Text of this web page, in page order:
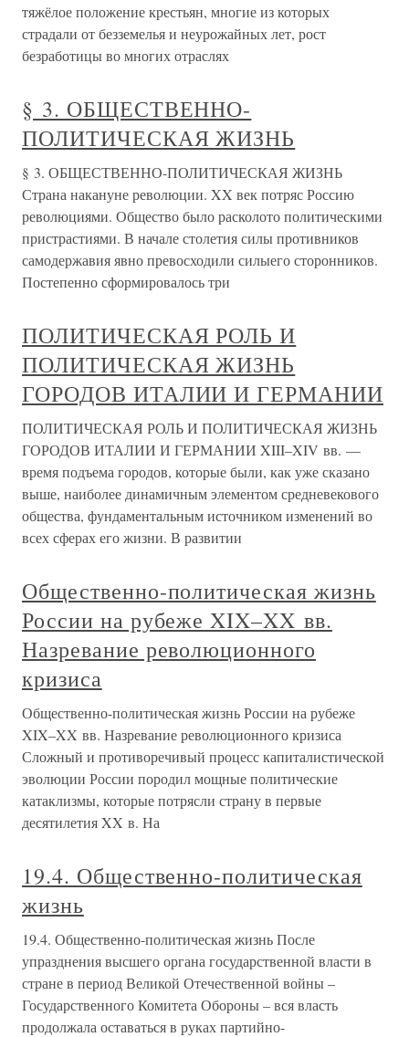
тяжёлое положение крестьян, многие из которых
страдали от безземелья и неурожайных лет, рост
безработицы во многих отраслях
§ 3. ОБЩЕСТВЕННО-
ПОЛИТИЧЕСКАЯ ЖИЗНЬ
§ 3. ОБЩЕСТВЕННО-ПОЛИТИЧЕСКАЯ ЖИЗНЬ
Страна накануне революции. XX век потряс Россию
революциями. Общество было расколото политическими
пристрастиями. В начале столетия силы противников
самодержавия явно превосходили силыего сторонников.
Постепенно сформировалось три
ПОЛИТИЧЕСКАЯ РОЛЬ И
ПОЛИТИЧЕСКАЯ ЖИЗНЬ
ГОРОДОВ ИТАЛИИ И ГЕРМАНИИ
ПОЛИТИЧЕСКАЯ РОЛЬ И ПОЛИТИЧЕСКАЯ ЖИЗНЬ
ГОРОДОВ ИТАЛИИ И ГЕРМАНИИ XIII–XIV вв. —
время подъема городов, которые были, как уже сказано
выше, наиболее динамичным элементом средневекового
общества, фундаментальным источником изменений во
всех сферах его жизни. В развитии
Общественно-политическая жизнь
России на рубеже XIX–XX вв.
Назревание революционного
кризиса
Общественно-политическая жизнь России на рубеже
XIX–XX вв. Назревание революционного кризиса
Сложный и противоречивый процесс капиталистической
эволюции России породил мощные политические
катаклизмы, которые потрясли страну в первые
десятилетия XX в. На
19.4. Общественно-политическая
жизнь
19.4. Общественно-политическая жизнь После
упразднения высшего органа государственной власти в
стране в период Великой Отечественной войны –
Государственного Комитета Обороны – вся власть
продолжала оставаться в руках партийно-